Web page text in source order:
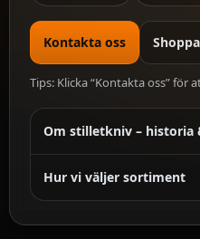
Kontakta oss
Tips: Klicka “Kontakta oss” för
Om stilletkniv – historia
Hur vi väljer sortiment